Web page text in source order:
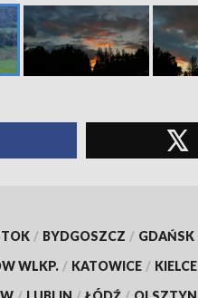
/ BYDGOSZCZ / GDAŃSK
WLKP. / KATOWICE / KIELCE